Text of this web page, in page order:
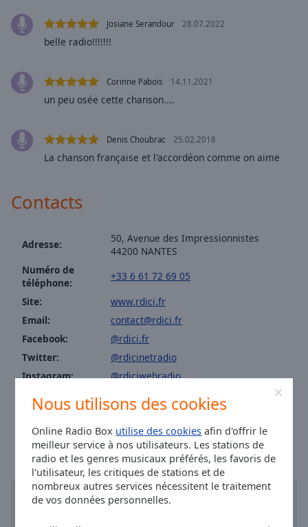
Nous utilisons des cookies
Online Radio Box utilise des cookies afin d'offrir le
meilleur service à nos utilisateurs. Les stations de
radio et les genres musicaux préférés, les favoris de
l'utilisateur, les critiques de stations et de
nombreux autres services nécessitent le traitement
de vos données personnelles.
Color
Color
Caption
Background
Opacity
Font
Family
Josiane Serandour 28.07.2022
belle radio!!!!!!!
Corinne Pabois 14.11.2021
un peu osée cette chanson....
Denis Choubrac 25.02.2018
La chanson française et l'accordéon comme on aime
Contacts
Adresse:
50, Avenue des Impressionnistes
44200 NANTES
Numéro de
téléphone:
+33 6 61 72 69 05
Site:
www.rdici.fr
Email:
contact@rdici.fr
Facebook:
@rdici.fr
Twitter:
@rdicinetradio
Instagram:
@rdiciwebradio
@featured